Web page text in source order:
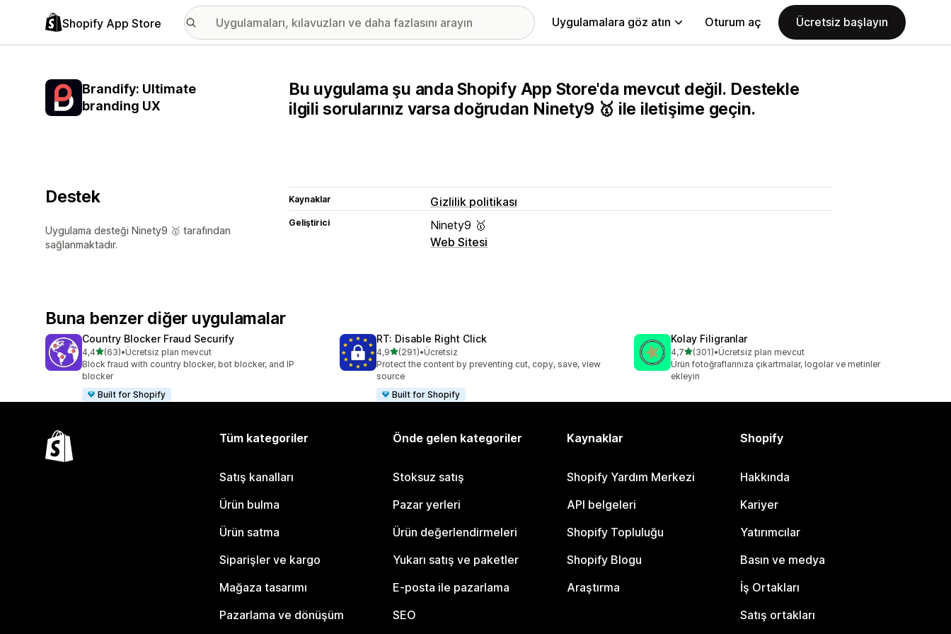
Shopify App Store Uygulamalara göz atın Oturum aç Ücretsiz başlayın
Brandify: Ultimate
branding UX
Bu uygulama şu anda Shopify App Store'da mevcut değil. Destekle
ilgili sorularınız varsa doğrudan Ninety9 🥇 ile iletişime geçin.
Destek
Uygulama desteği Ninety9 🥇 tarafından
sağlanmaktadır.
Kaynaklar Gizlilik politikası
Geliştirici
Ninety9 🥇
Web Sitesi
Buna benzer diğer uygulamalar
Country Blocker Fraud Securify
4,45 yıldız üzerinden
(63)
toplam 63 değerlendirme
•Ücretsiz plan mevcut
Block fraud with country blocker, bot blocker, and IP
blocker
Built for Shopify
RT: Disable Right Click
4,95 yıldız üzerinden
(291)
toplam 291 değerlendirme
•Ücretsiz
Protect the content by preventing cut, copy, save, view
source
Built for Shopify
Kolay Filigranlar
4,75 yıldız üzerinden
(301)
toplam 301 değerlendirme
•Ücretsiz plan mevcut
Ürün fotoğraflarınıza çıkartmalar, logolar ve metinler
ekleyin
Tüm kategoriler
Satış kanalları
Ürün bulma
Ürün satma
Siparişler ve kargo
Mağaza tasarımı
Pazarlama ve dönüşüm
Önde gelen kategoriler
Stoksuz satış
Pazar yerleri
Ürün değerlendirmeleri
Yukarı satış ve paketler
E-posta ile pazarlama
SEO
Kaynaklar
Shopify Yardım Merkezi
API belgeleri
Shopify Topluluğu
Shopify Blogu
Araştırma
Shopify
Hakkında
Kariyer
Yatırımcılar
Basın ve medya
İş Ortakları
Satış ortakları